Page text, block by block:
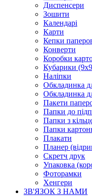
Диспенсери
Зошити
Календарі
Карти
Кепки
Конверти
Коробки
Кубарики
Наліпки
Обкладинка
Обкладинка
Пакети
Папки до
Папки з
Папки
Плакати
Планер
Скретч друк
Упаковка
Фоторамки
Хенгери
ЗВ'ЯЗОК З НАМИ